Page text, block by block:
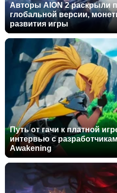
Авторы AION 2 раскрыли
глобальной версии,
развития игры
Путь от гачи к платной
интервью с
Awakening